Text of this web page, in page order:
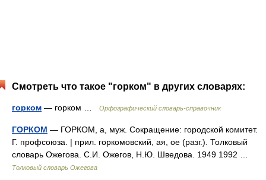
Смотреть что такое "горком" в других словарях:
горком — горком … Орфографический словарь-справочник
ГОРКОМ — ГОРКОМ, а, муж. Сокращение: городской комитет.
Г. профсоюза. | прил. горкомовский, ая, ое (разг.). Толковый
словарь Ожегова. С.И. Ожегов, Н.Ю. Шведова. 1949 1992 …
Толковый словарь Ожегова